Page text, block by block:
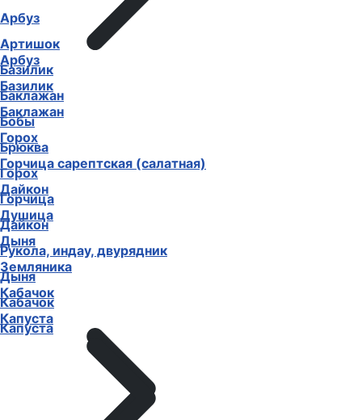
Арбуз
Базилик
Баклажан
Горох
Горчица сарептская (салатная)
Дайкон
Душица
Дыня
Земляника
Кабачок
Капуста
Арбуз
Артишок
Базилик
Баклажан
Бобы
Брюква
Горох
Горчица
Дайкон
Рукола, индау, двурядник
Дыня
Кабачок
Капуста